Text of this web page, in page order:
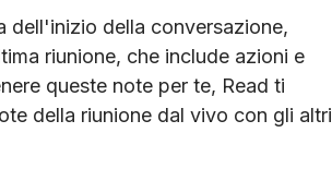
dell'inizio della conversazione,
riunione, che include azioni e
queste note per te, Read ti
della riunione dal vivo con gli altri